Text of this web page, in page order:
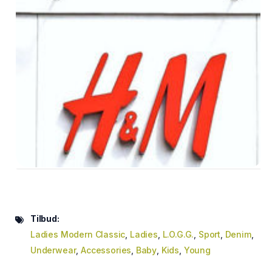
Tilbud:
Ladies Modern Classic Ladies L.O.G.G. Sport Denim,
Underwear,Accessories Baby Kids Young